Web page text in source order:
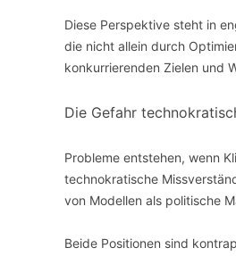
Diese Perspektive steht in
die nicht allein durch
konkurrierenden Zielen und
Die Gefahr
Probleme entstehen, wenn
technokratische
von Modellen als politische
Beide Positionen sind